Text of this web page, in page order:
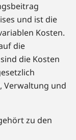
und ist die
Kosten.
die
die Kosten
Verwaltung und
zu den